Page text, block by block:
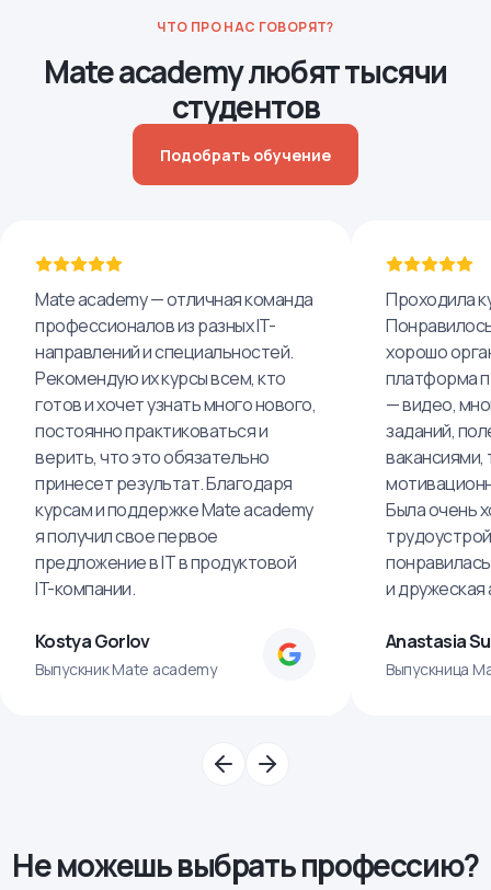
ЧТО ПРО НАС ГОВОРЯТ?
Mate academy любят тысячи
студентов
Подобрать обучение
Mate academy — отличная команда
профессионалов из разных IT-
направлений и специальностей.
Рекомендую их курсы всем, кто
готов и хочет узнать много нового,
постоянно практиковаться и
верить, что это обязательно
принесет результат. Благодаря
курсам и поддержке Mate academy
я получил свое первое
предложение в IT в продуктовой
IT-компании.
Kostya Gorlov
Выпускник Mate academy
Проходила
хорошо
платформа
— видео,
заданий,
вакансиями,
Была очень
и
Anastasia
Выпускница
Не можешь выбрать профессию?